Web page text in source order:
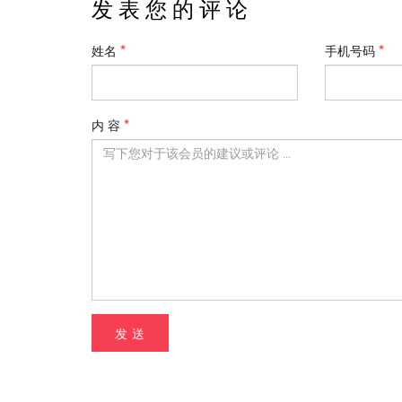
发 表 您 的 评 论
姓名 手机号码
内 容
发 送